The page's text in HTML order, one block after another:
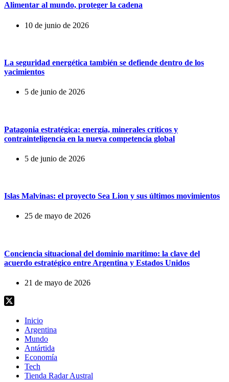
Alimentar al mundo, proteger la cadena
10 de junio de 2026
La seguridad energética también se defiende dentro de los
yacimientos
5 de junio de 2026
Patagonia estratégica: energía, minerales críticos y
contrainteligencia en la nueva competencia global
5 de junio de 2026
Islas Malvinas: el proyecto Sea Lion y sus últimos movimientos
25 de mayo de 2026
Conciencia situacional del dominio marítimo: la clave del
acuerdo estratégico entre Argentina y Estados Unidos
21 de mayo de 2026
Inicio
Argentina
Mundo
Antártida
Economía
Tech
Tienda Radar Austral